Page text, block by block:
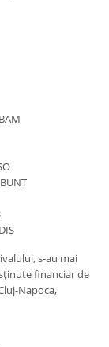
s-au mai
financiar de
Napoca,